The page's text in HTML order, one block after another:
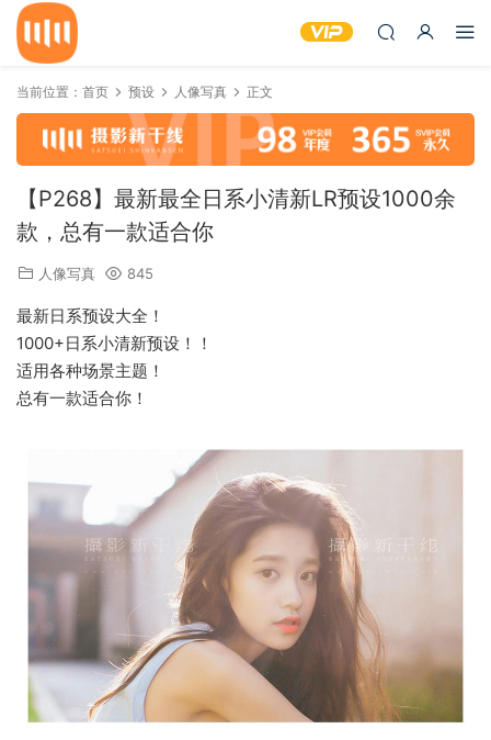
当前位置： 首页 预设 人像写真 正文
【P268】最新最全日系小清新LR预设1000余
款，总有一款适合你
人像写真 845
最新日系预设大全！
1000+日系小清新预设！！
适用各种场景主题！
总有一款适合你！